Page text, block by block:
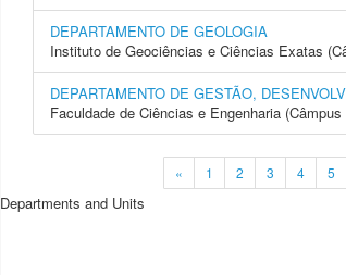
DEPARTAMENTO DE GEOLOGIA
Instituto de Geociências e Ciências Exatas
DEPARTAMENTO DE GESTÃO,
Faculdade de Ciências e Engenharia (Câmpus
« 1 2 3 4 5
Departments and Units